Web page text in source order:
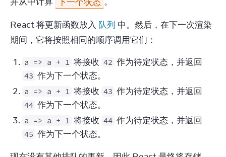
React 将更新函数放入 队列 中。然后，在下一次渲染
期间，它将按照相同的顺序调用它们：
a => a + 1 将接收 42 作为待定状态，并返回
43 作为下一个状态。
a => a + 1 将接收 43 作为待定状态，并返回
44 作为下一个状态。
a => a + 1 将接收 44 作为待定状态，并返回
45 作为下一个状态。